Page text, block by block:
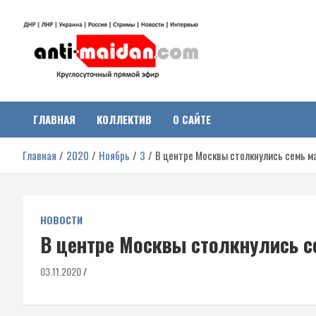
Антимайдан:
Гражданская война на
Украине
о гражданской войне на Украине, включая события в Новороссии,
ДНР, ЛНР и других регионах.
ГЛАВНАЯ КОЛЛЕКТИВ О САЙТЕ
Главная 2020 Ноябрь 3 В центре Москвы столкнулись семь
НОВОСТИ
В центре Москвы столкнулись
03.11.2020